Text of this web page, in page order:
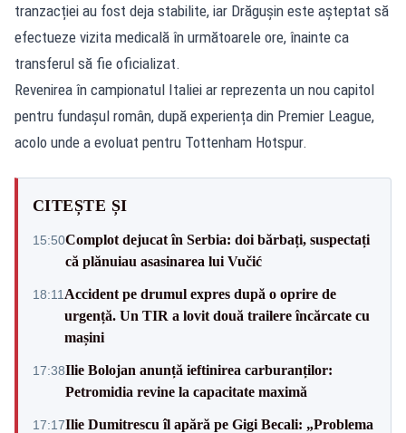
tranzacției au fost deja stabilite, iar Drăgușin este așteptat să
efectueze vizita medicală în următoarele ore, înainte ca
transferul să fie oficializat.
Revenirea în campionatul Italiei ar reprezenta un nou capitol
pentru fundașul român, după experiența din Premier League,
acolo unde a evoluat pentru Tottenham Hotspur.
CITEȘTE ȘI
15:50Complot dejucat în Serbia: doi bărbați, suspectați
că plănuiau asasinarea lui Vučić
18:11 Accident pe drumul expres după o oprire de
urgență. Un TIR a lovit două trailere încărcate cu
mașini
17:38Ilie Bolojan anunță ieftinirea carburanților:
Petromidia revine la capacitate maximă
17:17Ilie Dumitrescu îl apără pe Gigi Becali: „Problema